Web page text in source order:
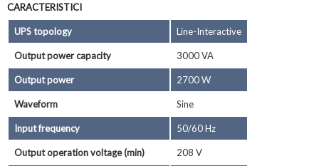
CARACTERISTICI
UPS topology Line-Interactive
Output power capacity 3000 VA
Output power 2700 W
Waveform Sine
Input frequency 50/60 Hz
Output operation voltage (min) 208 V